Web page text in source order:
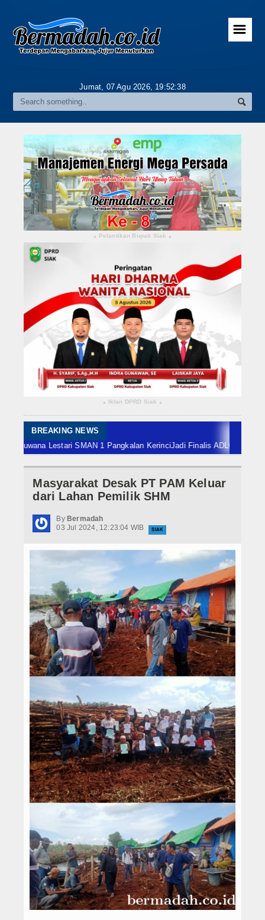
Home
Gallery
Riau
Daerah
Pekanbaru
Pelalawan
Kampar
Rokan Hulu
Bengkalis
Meranti
Indragiri Hulu
Kuansing
Siak
Nasional
Hukrim
Berita Foto
Budaya & Pariwisata
Ekbis
☰
Jumat, 07 Agu 2026, 19:52:39
▴ Pelantikan Bupati Siak ▴
▴ Iklan DPRD Siak ▴
BREAKING NEWS
Lestari SMAN 1 Pangkalan KerinciJadi Finalis ADLG Awards,
Masyarakat Desak PT PAM Keluar
dari Lahan Pemilik SHM
By Bermadah
03 Jul 2024, 12:23:04 WIB
SIAK